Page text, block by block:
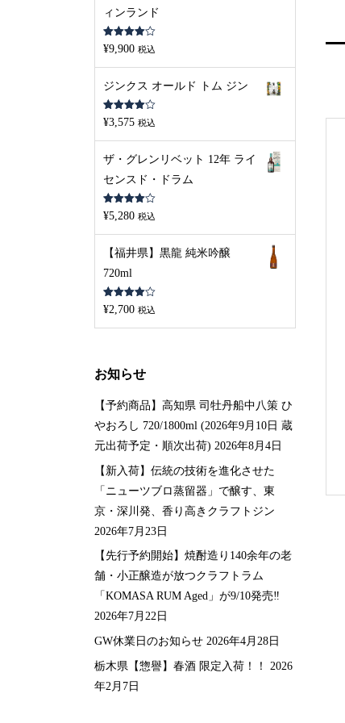
ィンランド
5段階中
4.00の評
¥9,900 税込
ジンクス オールド トム ジン
5段階中
4.00の評
¥3,575 税込
ザ・グレンリベット 12年 ライ
センスド・ドラム
5段階中
4.00の評
¥5,280 税込
【福井県】黒龍 純米吟醸
720ml
5段階中
4.00の評
¥2,700 税込
お知らせ
【予約商品】高知県 司牡丹船中八策 ひ
やおろし 720/1800ml (2026年9月10日 蔵
元出荷予定・順次出荷) 2026年8月4日
【新入荷】伝統の技術を進化させた
「ニューツブロ蒸留器」で醸す、東
京・深川発、香り高きクラフトジン
2026年7月23日
【先行予約開始】焼酎造り140余年の老
舗・小正醸造が放つクラフトラム
「KOMASA RUM Aged」が9/10発売‼️
2026年7月22日
GW休業日のお知らせ 2026年4月28日
栃木県【惣譽】春酒 限定入荷！！
2026
年2月7日